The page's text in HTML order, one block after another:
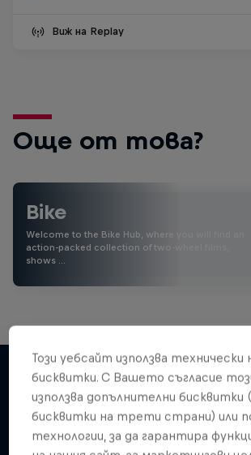
Виж на Replay
Още от това?
Bike
Welcome to the Bike Hub, where you will find an
action-packed collection of two-wheel films,
shows …
Подобни
Този уебсайт използва технически
бисквитки. С Вашето съгласие
използва допълнителни бисквитки
бисквитки на трети страни) или
технологии, за да гарантира